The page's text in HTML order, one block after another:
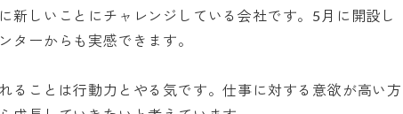
新しいことにチャレンジしている会社です。5月に開設し
ターからも実感できます。
ることは行動力とやる気です。仕事に対する意欲が高い方